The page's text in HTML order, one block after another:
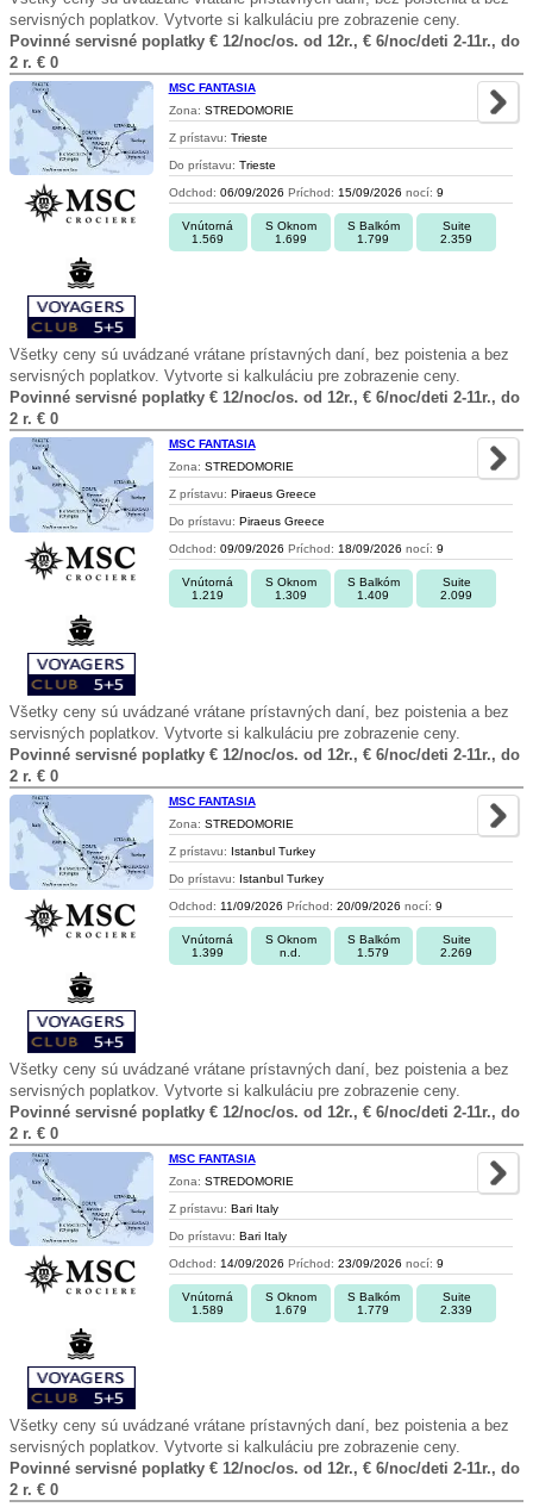
servisných poplatkov. Vytvorte si kalkuláciu pre zobrazenie ceny.
Povinné servisné poplatky € 12/noc/os. od 12r., € 6/noc/deti 2-11r., do
2 r. € 0
MSC FANTASIA
Zona: STREDOMORIE
Z prístavu: Trieste
Do prístavu: Trieste
Odchod: 06/09/2026 Príchod: 15/09/2026 nocí: 9
Vnútorná
1.569
S Oknom
1.699
S Balkóm
1.799
Suite
2.359
Všetky ceny sú uvádzané vrátane prístavných daní, bez poistenia a bez
servisných poplatkov. Vytvorte si kalkuláciu pre zobrazenie ceny.
Povinné servisné poplatky € 12/noc/os. od 12r., € 6/noc/deti 2-11r., do
2 r. € 0
MSC FANTASIA
Zona: STREDOMORIE
Z prístavu: Piraeus Greece
Do prístavu: Piraeus Greece
Odchod: 09/09/2026 Príchod: 18/09/2026 nocí: 9
Vnútorná
1.219
S Oknom
1.309
S Balkóm
1.409
Suite
2.099
Všetky ceny sú uvádzané vrátane prístavných daní, bez poistenia a bez
servisných poplatkov. Vytvorte si kalkuláciu pre zobrazenie ceny.
Povinné servisné poplatky € 12/noc/os. od 12r., € 6/noc/deti 2-11r., do
2 r. € 0
MSC FANTASIA
Zona: STREDOMORIE
Z prístavu: Istanbul Turkey
Do prístavu: Istanbul Turkey
Odchod: 11/09/2026 Príchod: 20/09/2026 nocí: 9
Vnútorná
1.399
S Oknom
n.d.
S Balkóm
1.579
Suite
2.269
Všetky ceny sú uvádzané vrátane prístavných daní, bez poistenia a bez
servisných poplatkov. Vytvorte si kalkuláciu pre zobrazenie ceny.
Povinné servisné poplatky € 12/noc/os. od 12r., € 6/noc/deti 2-11r., do
2 r. € 0
MSC FANTASIA
Zona: STREDOMORIE
Z prístavu: Bari Italy
Do prístavu: Bari Italy
Odchod: 14/09/2026 Príchod: 23/09/2026 nocí: 9
Vnútorná
1.589
S Oknom
1.679
S Balkóm
1.779
Suite
2.339
Všetky ceny sú uvádzané vrátane prístavných daní, bez poistenia a bez
servisných poplatkov. Vytvorte si kalkuláciu pre zobrazenie ceny.
Povinné servisné poplatky € 12/noc/os. od 12r., € 6/noc/deti 2-11r., do
2 r. € 0